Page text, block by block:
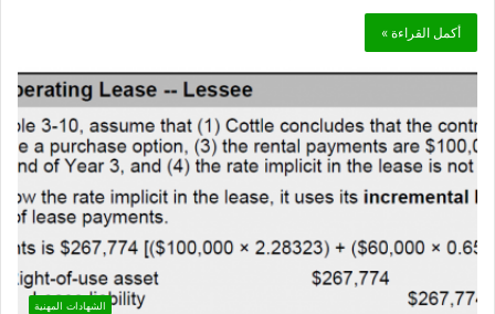
أكمل القراءة »
الشهادات المهنية